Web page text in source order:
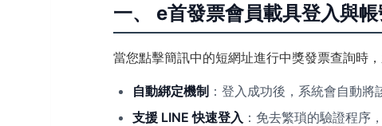
一、 e首發票會員載具登入與
當您點擊簡訊中的短網址進行中獎發票查詢時
自動綁定機制 ：登入成功後，系統會自動將
支援 LINE 快速登入 ：免去繁瑣的驗證程序